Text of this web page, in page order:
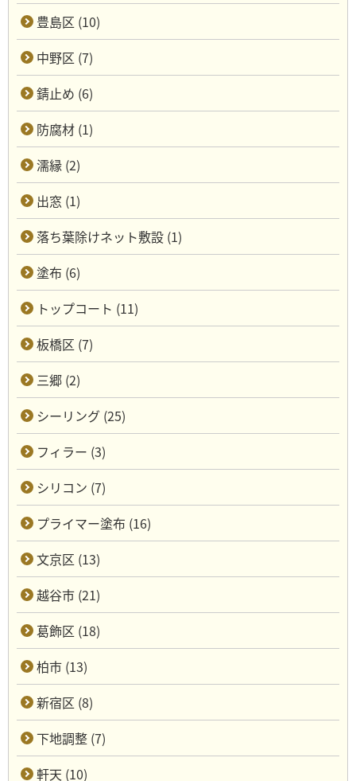
豊島区 (10)
中野区 (7)
錆止め (6)
防腐材 (1)
濡縁 (2)
出窓 (1)
落ち葉除けネット敷設 (1)
塗布 (6)
トップコート (11)
板橋区 (7)
三郷 (2)
シーリング (25)
フィラー (3)
シリコン (7)
プライマー塗布 (16)
文京区 (13)
越谷市 (21)
葛飾区 (18)
柏市 (13)
新宿区 (8)
下地調整 (7)
軒天 (10)